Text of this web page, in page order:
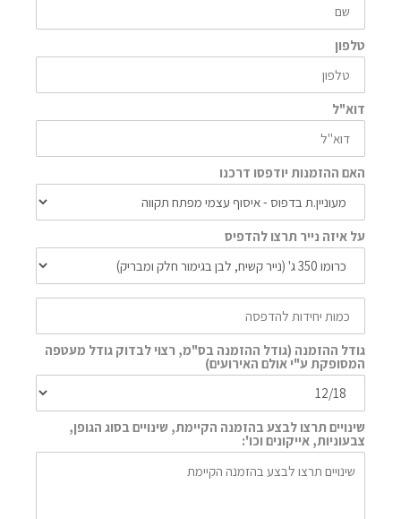
טלפון
דוא"ל
האם ההזמנות יודפסו דרכנו
על איזה נייר תרצו להדפיס
גודל ההזמנה (גודל ההזמנה בס"מ, רצוי לבדוק גודל מעטפה
המסופקת ע"י אולם האירועים)
שינויים תרצו לבצע בהזמנה הקיימת, שינויים בסוג הגופן,
צבעוניות, אייקונים וכו':